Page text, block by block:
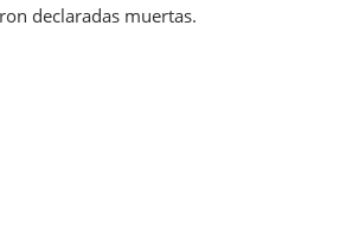
declaradas muertas.